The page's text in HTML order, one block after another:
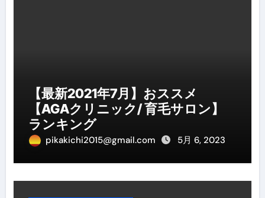
【最新2021年7月】おススメ
【AGAクリニック/ 育毛サロン】
ランキング
pikakichi2015@gmail.com 5月 6, 2023